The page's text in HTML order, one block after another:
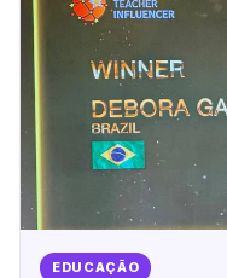
EDUCAÇÃO